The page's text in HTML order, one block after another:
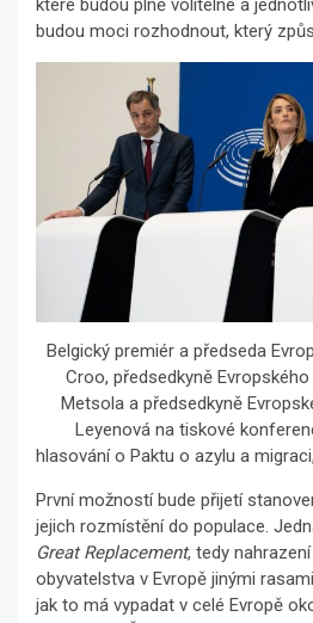
které budou plně volitelné a
budou moci rozhodnout, který
Belgický premiér a předseda
Croo, předsedkyně
Metsola a předsedkyně
Leyenová na tiskové
hlasování o Paktu o azylu a
První možností bude přijetí
jejich rozmístění do populace.
Great Replacement, tedy
obyvatelstva v Evropě jinými
jak to má vypadat v celé Evropě